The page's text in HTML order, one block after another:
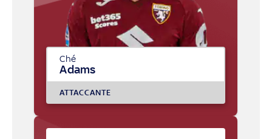
Ché
Adams
ATTACCANTE